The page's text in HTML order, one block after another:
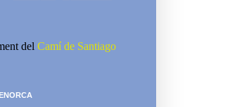
del Camí de Santiago